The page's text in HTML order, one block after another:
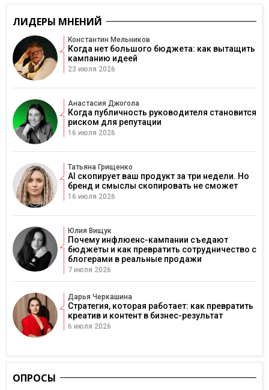
ЛИДЕРЫ МНЕНИЙ
Константин Мельников
Когда нет большого бюджета: как вытащить
кампанию идеей
23 июля 2026
Анастасия Джогола
Когда публичность руководителя становится
риском для репутации
16 июля 2026
Татьяна Грищенко
AI скопирует ваш продукт за три недели. Но
бренд и смыслы скопировать не сможет
16 июля 2026
Юлия Вищук
Почему инфлюенс-кампании съедают
бюджеты и как превратить сотрудничество с
блогерами в реальные продажи
7 июля 2026
Дарья Черкашина
Стратегия, которая работает: как превратить
креатив и контент в бизнес-результат
6 июля 2026
ОПРОСЫ